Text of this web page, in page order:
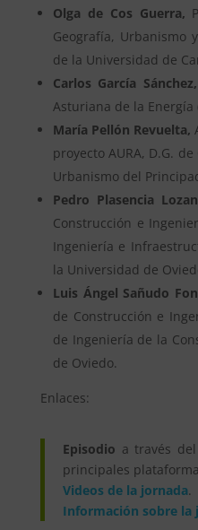
Olga de Cos Guerra,
Geografía, Urbanismo
de la Universidad de
Carlos García Sánchez,
Asturiana de la Energía
María Pellón Revuelta,
proyecto AURA, D.G.
Urbanismo del
Pedro Plasencia
Construcción e
Ingeniería e
la Universidad de
Luis Ángel Sañudo
de Construcción e
de Ingeniería de la
de Oviedo.
Enlaces:
Episodio a través
principales
Videos de la jornada.
Información sobre la